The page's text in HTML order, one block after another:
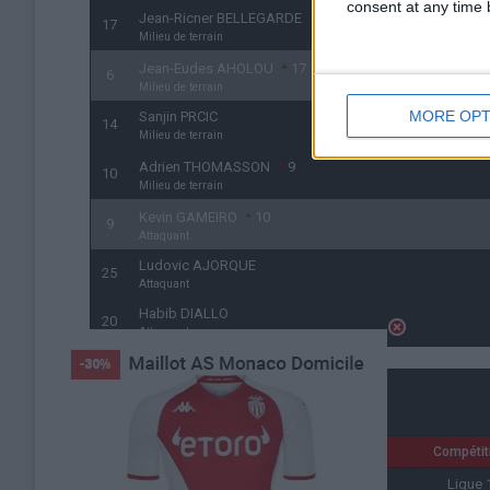
consent at any time
MORE
17 Jean-Ricner BELLEGARDE
Milieu de terrain
6 Jean-Eudes AHOLOU 17
Milieu de terrain
14 Sanjin PRCIC
Milieu de terrain
10 Adrien THOMASSON 9
Milieu de terrain
9 Kevin GAMEIRO 10
Attaquant
25 Ludovic AJORQUE
Attaquant
20 Habib DIALLO
Attaquant
Détails
Date
6 août 2022 17h00 Ligue 1